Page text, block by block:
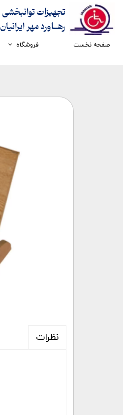
تجهیزات توانبخشی
​​​​​​​رهــاورد مهر ایرانیان
صفحه نخست فروشگاه
تجهیزات کار درمانی
نظرات